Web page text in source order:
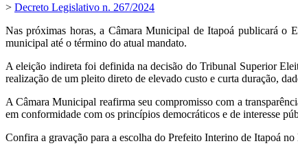
> Decreto Legislativo n. 267/2024
Nas próximas horas, a Câmara Municipal de Itapoá publicará o
municipal até o término do atual mandato.
A eleição indireta foi definida na decisão do Tribunal Superior
realização de um pleito direto de elevado custo e curta duração,
A Câmara Municipal reafirma seu compromisso com a
em conformidade com os princípios democráticos e de interesse
Confira a gravação para a escolha do Prefeito Interino de Itapoá